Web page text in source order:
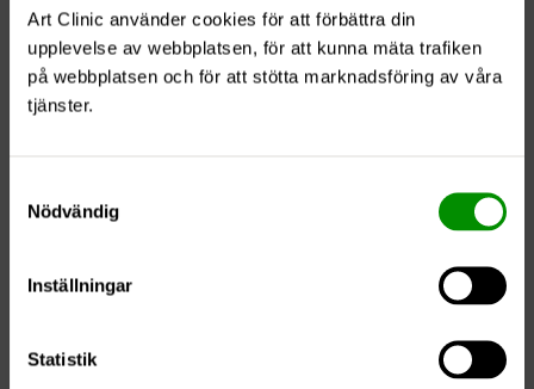
Art Clinic använder cookies för att förbättra din
upplevelse av webbplatsen, för att kunna mäta trafiken
på webbplatsen och för att stötta marknadsföring av våra
tjänster.
Nödvändig
Inställningar
Statistik